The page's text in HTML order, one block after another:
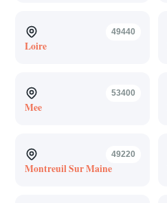
49440
Loire
53400
Mee
49220
Montreuil Sur Maine